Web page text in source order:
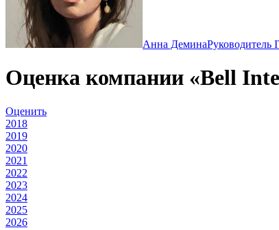
Анна ДеминаРуководитель
Оценка компании «Bell
Оценить
2018
2019
2020
2021
2022
2023
2024
2025
2026